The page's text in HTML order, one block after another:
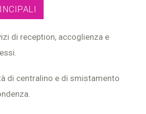
di reception, accoglienza e
di centralino e di smistamento